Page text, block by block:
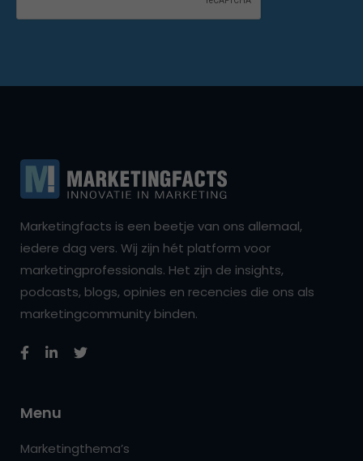
Marketingfacts is een beetje van ons allemaal,
iedere dag vers. Wij zijn hét platform voor
marketingprofessionals. Het zijn de insights,
podcasts, blogs, opinies en recencies die ons als
marketingcommunity binden.
Menu
Marketingthema’s